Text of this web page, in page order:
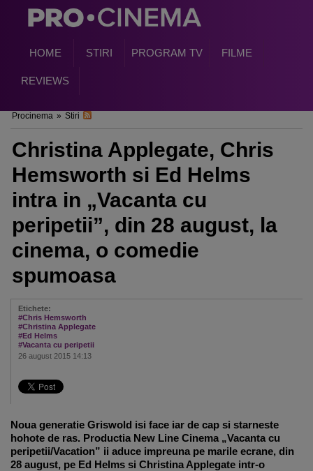
HOME STIRI PROGRAM TV FILME
REVIEWS
Procinema » Stiri
Christina Applegate, Chris
Hemsworth si Ed Helms
intra in „Vacanta cu
peripetii”, din 28 august, la
cinema, o comedie
spumoasa
Etichete:
#Chris Hemsworth
#Christina Applegate
#Ed Helms
#Vacanta cu peripetii
26 august 2015 14:13
Noua generatie Griswold isi face iar de cap si starneste
hohote de ras. Productia New Line Cinema „Vacanta cu
peripetii/Vacation” ii aduce impreuna pe marile ecrane, din
28 august, pe Ed Helms si Christina Applegate intr-o